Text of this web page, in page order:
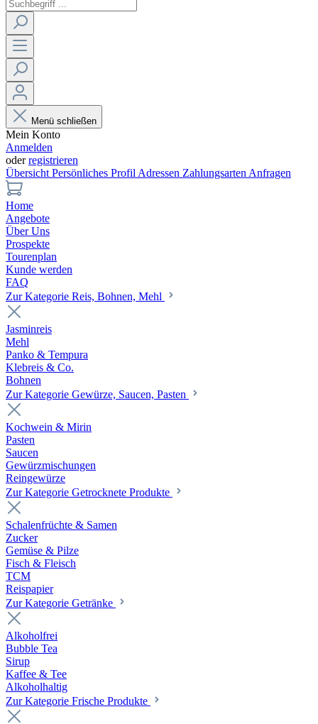
Menü schließen
Mein Konto
Anmelden
oderregistrieren
Übersicht Persönliches Profil Adressen Zahlungsarten Anfragen
Home
Angebote
Über Uns
Prospekte
Tourenplan
Kunde werden
FAQ
Zur Kategorie Reis, Bohnen, Mehl
Jasminreis
Mehl
Panko & Tempura
Klebreis & Co.
Bohnen
Zur Kategorie Gewürze, Saucen, Pasten
Kochwein & Mirin
Pasten
Saucen
Gewürzmischungen
Reingewürze
Zur Kategorie Getrocknete Produkte
Schalenfrüchte & Samen
Zucker
Gemüse & Pilze
Fisch & Fleisch
TCM
Reispapier
Zur Kategorie Getränke
Alkoholfrei
Bubble Tea
Sirup
Kaffee & Tee
Alkoholhaltig
Zur Kategorie Frische Produkte